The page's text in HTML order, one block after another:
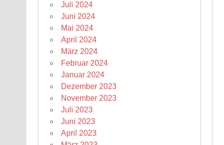
Juli 2024
Juni 2024
Mai 2024
April 2024
März 2024
Februar 2024
Januar 2024
Dezember 2023
November 2023
Juli 2023
Juni 2023
April 2023